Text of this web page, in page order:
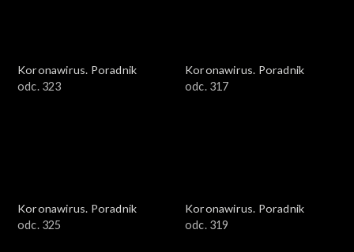
Koronawirus. Poradnik
odc. 323
Koronawirus. Poradnik
odc. 317
Koronawirus. Poradnik
odc. 325
Koronawirus. Poradnik
odc. 319